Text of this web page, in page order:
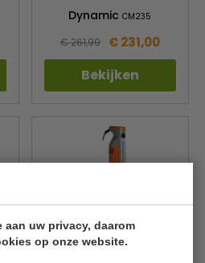
aan uw privacy, daarom
op onze website.
DynamicCM235
€ 261,99 € 231,00
Bekijken